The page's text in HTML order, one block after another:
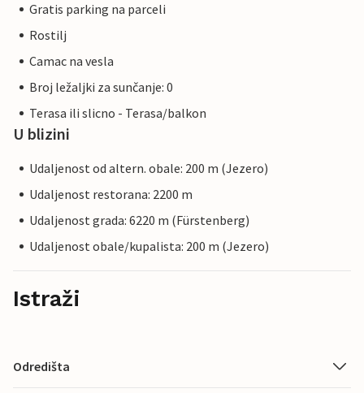
Gratis parking na parceli
Rostilj
Camac na vesla
Broj ležaljki za sunčanje: 0
Terasa ili slicno - Terasa/balkon
U blizini
Udaljenost od altern. obale: 200 m (Jezero)
Udaljenost restorana: 2200 m
Udaljenost grada: 6220 m (Fürstenberg)
Udaljenost obale/kupalista: 200 m (Jezero)
Istraži
Odredišta